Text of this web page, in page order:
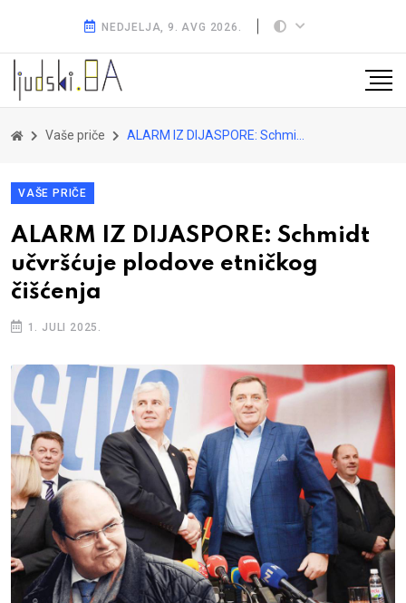
NEDJELJA, 9. AVG 2026.
Vaše priče ALARM IZ DIJASPORE: Schmidt učvršćuje plodove etničkog čišćenja
VAŠE PRIČE
ALARM IZ DIJASPORE: Schmidt
učvršćuje plodove etničkog
čišćenja
1. JULI 2025.